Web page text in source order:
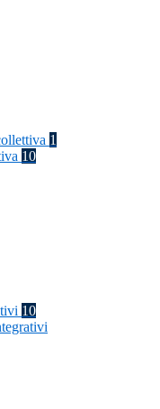
1
10
10